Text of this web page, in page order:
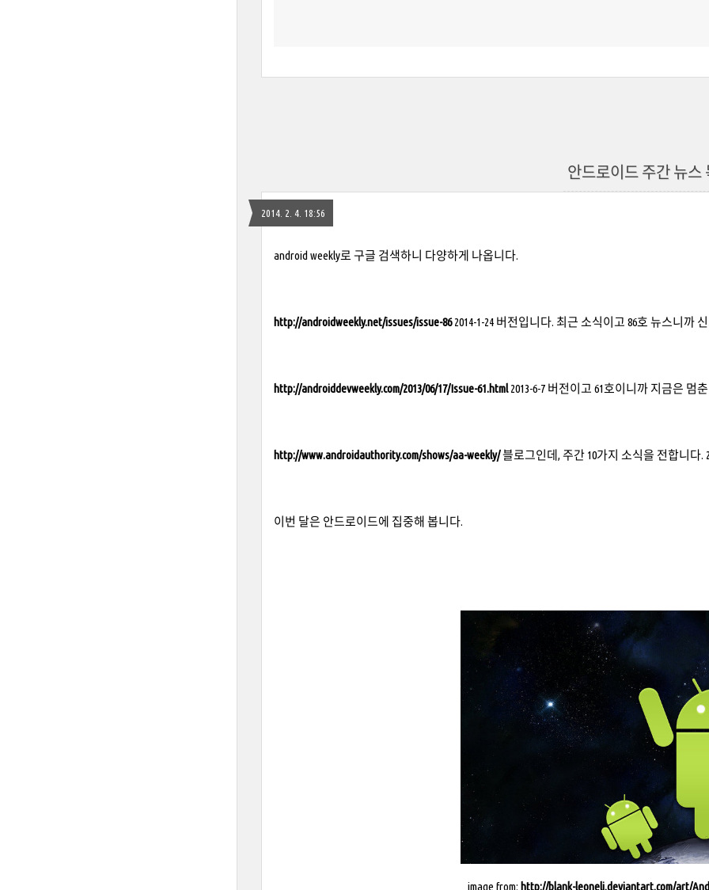
안드로이드 주간 뉴스
2014. 2. 4. 18:56
android weekly로 구글 검색하니 다양하게 나옵니다.
http://androidweekly.net/issues/issue-862014-1-24 버전입니다. 최근 소식이고 86호 뉴스니까
http://androiddevweekly.com/2013/06/17/Issue-61.html2013-6-7 버전이고 61호이니까 지금은 멈
http://www.androidauthority.com/shows/aa-weekly/블로그인데, 주간 10가지 소식을 전합니다.
이번 달은 안드로이드에 집중해 봅니다.
image from: http://blank-leoneli.deviantart.com/art/